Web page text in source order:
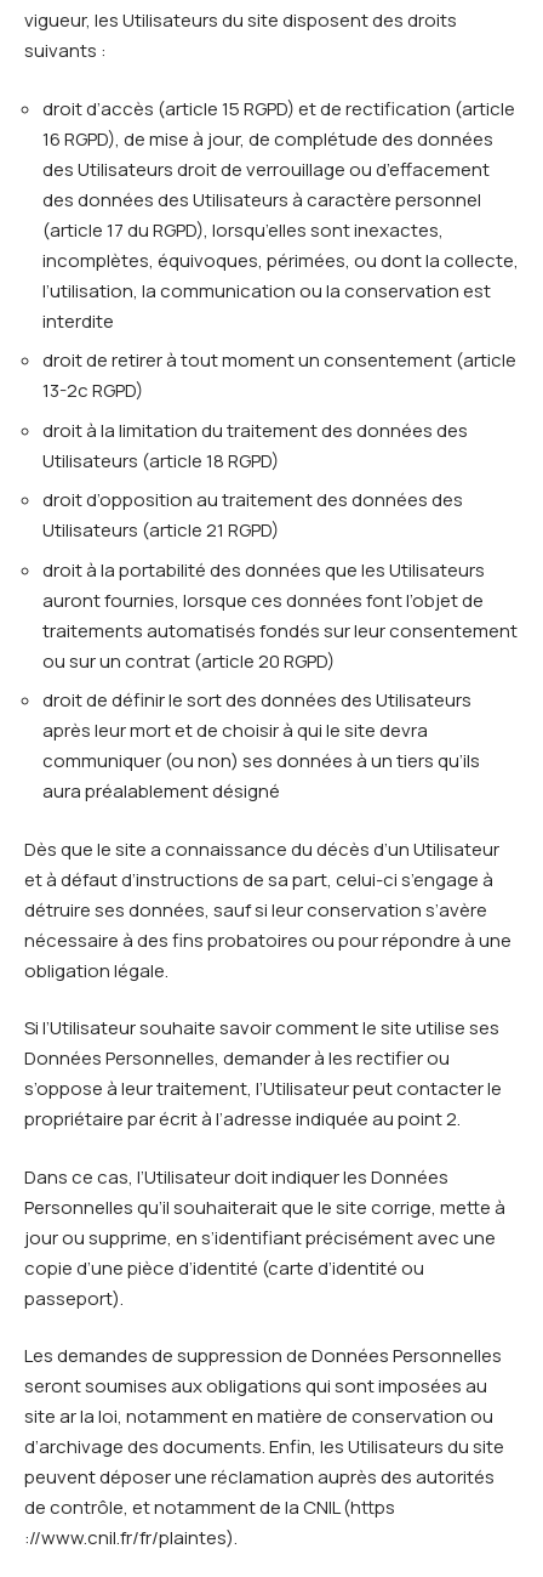
vigueur, les Utilisateurs du site disposent des droits
suivants :
droit d’accès (article 15 RGPD) et de rectification (article
16 RGPD), de mise à jour, de complétude des données
des Utilisateurs droit de verrouillage ou d’effacement
des données des Utilisateurs à caractère personnel
(article 17 du RGPD), lorsqu’elles sont inexactes,
incomplètes, équivoques, périmées, ou dont la collecte,
l’utilisation, la communication ou la conservation est
interdite
droit de retirer à tout moment un consentement (article
13-2c RGPD)
droit à la limitation du traitement des données des
Utilisateurs (article 18 RGPD)
droit d’opposition au traitement des données des
Utilisateurs (article 21 RGPD)
droit à la portabilité des données que les Utilisateurs
auront fournies, lorsque ces données font l’objet de
traitements automatisés fondés sur leur consentement
ou sur un contrat (article 20 RGPD)
droit de définir le sort des données des Utilisateurs
après leur mort et de choisir à qui le site devra
communiquer (ou non) ses données à un tiers qu’ils
aura préalablement désigné
Dès que le site a connaissance du décès d’un Utilisateur
et à défaut d’instructions de sa part, celui-ci s’engage à
détruire ses données, sauf si leur conservation s’avère
nécessaire à des fins probatoires ou pour répondre à une
obligation légale.
Si l’Utilisateur souhaite savoir comment le site utilise ses
Données Personnelles, demander à les rectifier ou
s’oppose à leur traitement, l’Utilisateur peut contacter le
propriétaire par écrit à l’adresse indiquée au point 2.
Dans ce cas, l’Utilisateur doit indiquer les Données
Personnelles qu’il souhaiterait que le site corrige, mette à
jour ou supprime, en s’identifiant précisément avec une
copie d’une pièce d’identité (carte d’identité ou
passeport).
Les demandes de suppression de Données Personnelles
seront soumises aux obligations qui sont imposées au
site ar la loi, notamment en matière de conservation ou
d’archivage des documents. Enfin, les Utilisateurs du site
peuvent déposer une réclamation auprès des autorités
de contrôle, et notamment de la CNIL (https
://www.cnil.fr/fr/plaintes).